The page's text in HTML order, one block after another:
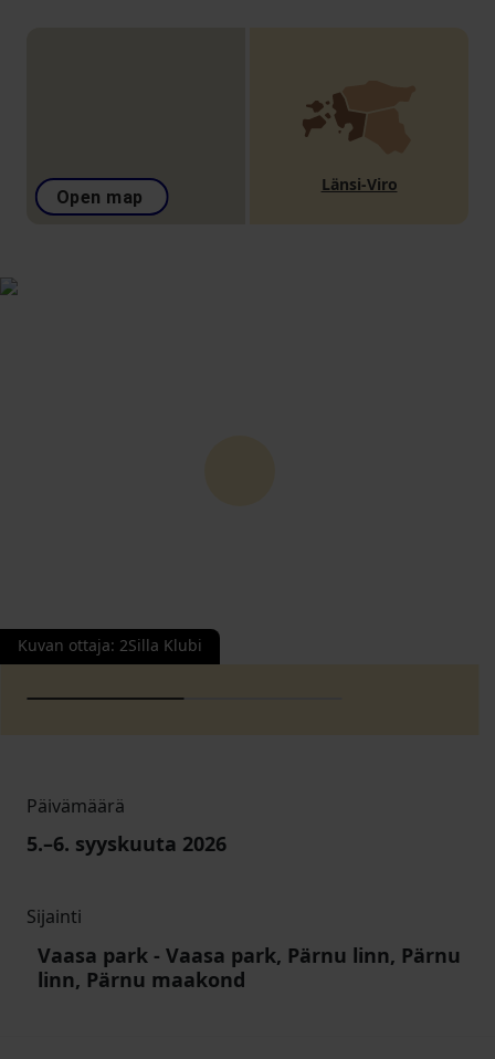
Open map
Länsi-Viro
Kuvan ottaja: 2Silla Klubi
Päivämäärä
5.–6. syyskuuta 2026
Sijainti
Vaasa park - Vaasa park, Pärnu linn, Pärnu
linn, Pärnu maakond